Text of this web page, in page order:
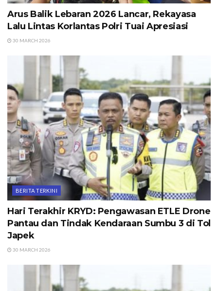
Arus Balik Lebaran 2026 Lancar, Rekayasa
Lalu Lintas Korlantas Polri Tuai Apresiasi
30 MARCH 2026
BERITA TERKINI
Hari Terakhir KRYD: Pengawasan ETLE Drone
Pantau dan Tindak Kendaraan Sumbu 3 di Tol
Japek
30 MARCH 2026